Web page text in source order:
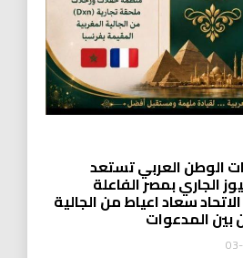
الوطن العربي تستعد
يوم 5 يوليوز الجاري بمصر الفاعلة
سعاد اعياط من الجالية
بين المدعوات